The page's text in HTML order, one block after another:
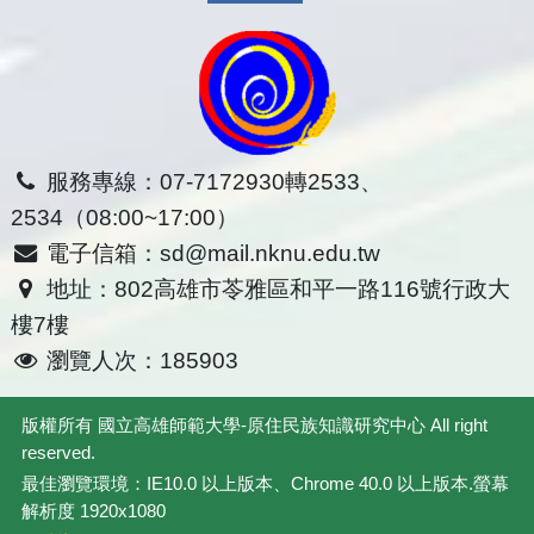
服務專線：07-7172930轉2533、
2534（08:00~17:00）
電子信箱：sd@mail.nknu.edu.tw
地址：802高雄市苓雅區和平一路116號行政大
樓7樓
瀏覽人次：185903
版權所有 國立高雄師範大學-原住民族知識研究中心 All right
reserved.
最佳瀏覽環境：IE10.0 以上版本、Chrome 40.0 以上版本.螢幕
解析度 1920x1080